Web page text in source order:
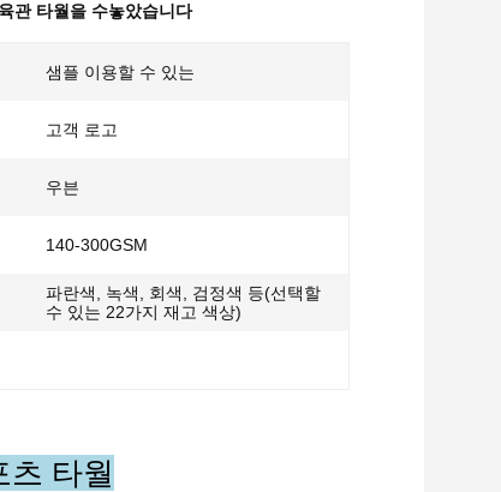
관 타월을 수놓았습니다
샘플 이용할 수 있는
고객 로고
우븐
140-300GSM
파란색, 녹색, 회색, 검정색 등(선택할
수 있는 22가지 재고 색상)
타월